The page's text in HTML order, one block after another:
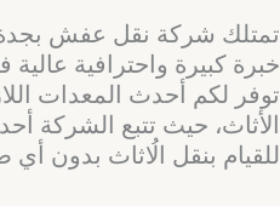
تمتلك شركة نقل عفش بجدة
خبرة كبيرة واحترافية
توفر لكم أحدث المعدات
الأثاث، حيث تتبع الشركة
للقيام بنقل الُاثاث بدون أي